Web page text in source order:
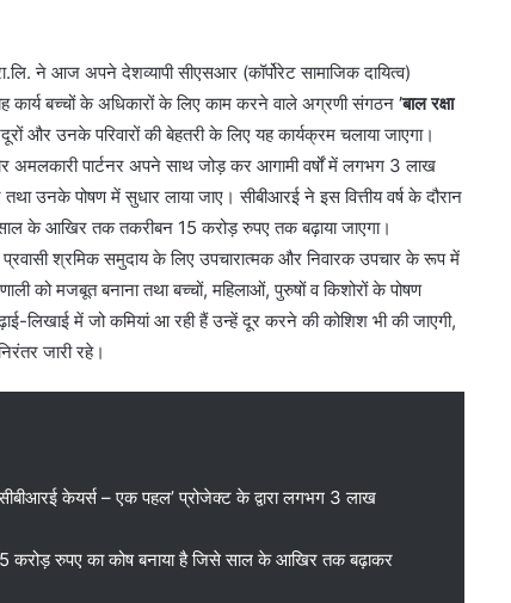
ने आज अपने देशव्यापी सीएसआर (कॉर्पोरेट सामाजिक दायित्व)
कार्य बच्चों के अधिकारों के लिए काम करने वाले अग्रणी संगठन ’बाल रक्षा
और उनके परिवारों की बेहतरी के लिए यह कार्यक्रम चलाया जाएगा।
अमलकारी पार्टनर अपने साथ जोड़ कर आगामी वर्षों में लगभग 3 लाख
उनके पोषण में सुधार लाया जाए। सीबीआरई ने इस वित्तीय वर्ष के दौरान
के आखिर तक तकरीबन 15 करोड़ रुपए तक बढ़ाया जाएगा।
प्रवासी श्रमिक समुदाय के लिए उपचारात्मक और निवारक उपचार के रूप में
को मजबूत बनाना तथा बच्चों, महिलाओं, पुरुषों व किशोरों के पोषण
लिखाई में जो कमियां आ रही हैं उन्हें दूर करने की कोशिश भी की जाएगी,
जारी रहे।
केयर्स – एक पहल’ प्रोजेक्ट के द्वारा लगभग 3 लाख
5 करोड़ रुपए का कोष बनाया है जिसे साल के आखिर तक बढ़ाकर